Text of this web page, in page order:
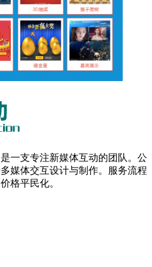
一支专注新媒体互动的团队。公
媒体交互设计与制作。服务流程
格平民化。